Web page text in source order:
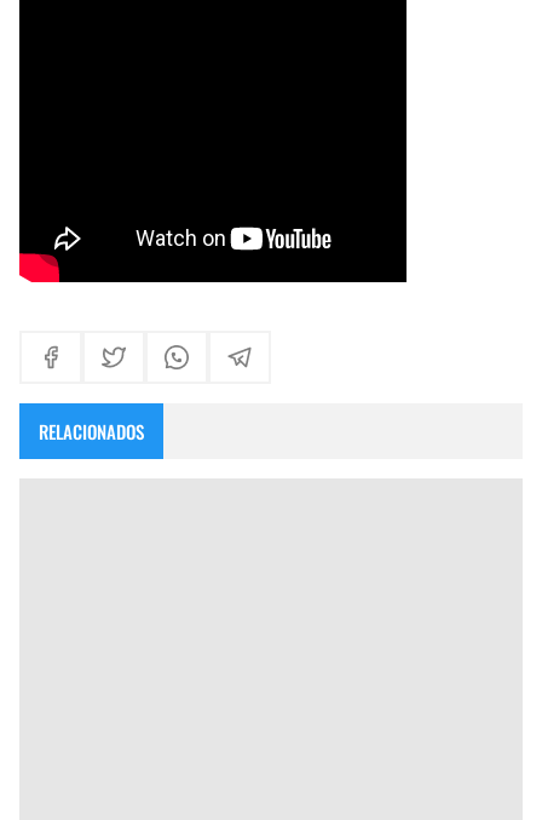
RELACIONADOS